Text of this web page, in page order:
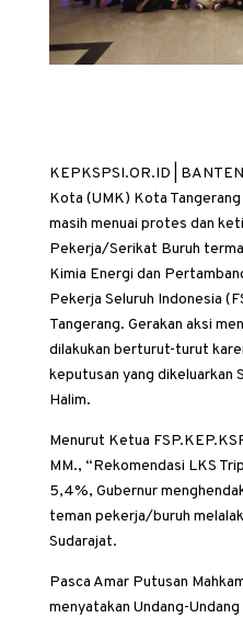
KEPKSPSI.OR.ID |
Kota (UMK) Kota
masih menuai protes dan
Pekerja/Serikat Buruh
Kimia Energi dan
Pekerja Seluruh Indonesia
Tangerang. Gerakan aksi
dilakukan berturut-turut
keputusan yang dikeluarkan
Halim.
Menurut Ketua
MM., “Rekomendasi LKS
5,4%, Gubernur
teman pekerja/buruh
Sudarajat.
Pasca Amar Putusan
menyatakan Undang-